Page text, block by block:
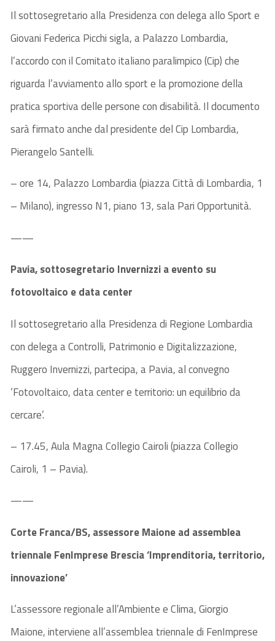
Il sottosegretario alla Presidenza con delega allo Sport e
Giovani Federica Picchi sigla, a Palazzo Lombardia,
l’accordo con il Comitato italiano paralimpico (Cip) che
riguarda l’avviamento allo sport e la promozione della
pratica sportiva delle persone con disabilità. Il documento
sarà firmato anche dal presidente del Cip Lombardia,
Pierangelo Santelli.
– ore 14, Palazzo Lombardia (piazza Città di Lombardia, 1
– Milano), ingresso N1, piano 13, sala Pari Opportunità.
——
Pavia, sottosegretario Invernizzi a evento su
fotovoltaico e data center
Il sottosegretario alla Presidenza di Regione Lombardia
con delega a Controlli, Patrimonio e Digitalizzazione,
Ruggero Invernizzi, partecipa, a Pavia, al convegno
‘Fotovoltaico, data center e territorio: un equilibrio da
cercare’.
– 17.45, Aula Magna Collegio Cairoli (piazza Collegio
Cairoli, 1 – Pavia).
——
Corte Franca/BS, assessore Maione ad assemblea
triennale FenImprese Brescia ‘Imprenditoria, territorio,
innovazione’
L’assessore regionale all’Ambiente e Clima, Giorgio
Maione, interviene all’assemblea triennale di FenImprese